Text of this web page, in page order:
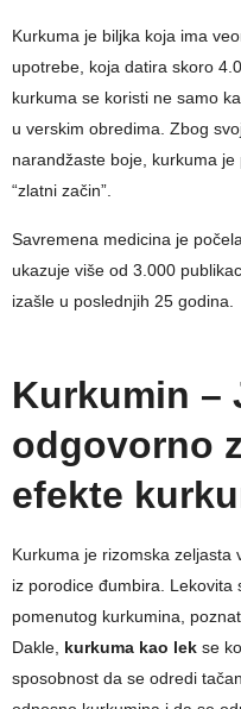
Kurkuma je biljka koja ima
upotrebe, koja datira skoro
kurkuma se koristi ne samo
u verskim obredima. Zbog
narandžaste boje, kurkuma je
“zlatni začin”.
Savremena medicina je
ukazuje više od 3.000
izašle u poslednjih 25 godina.
Kurkumin –
odgovorno
efekte
Kurkuma je rizomska zeljasta
iz porodice đumbira. Lekovita
pomenutog kurkumina,
Dakle, kurkuma kao lek se
sposobnost da se odredi